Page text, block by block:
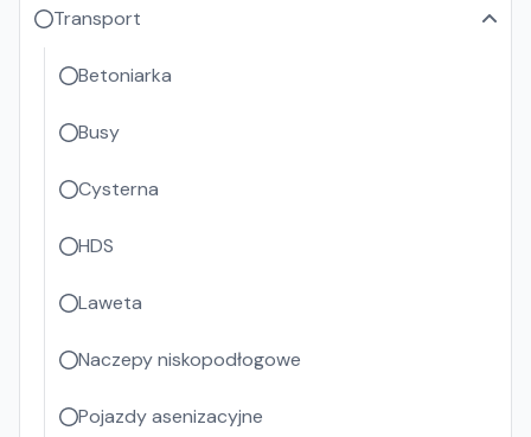
Transport
Betoniarka
Busy
Cysterna
HDS
Laweta
Naczepy niskopodłogowe
Pojazdy asenizacyjne